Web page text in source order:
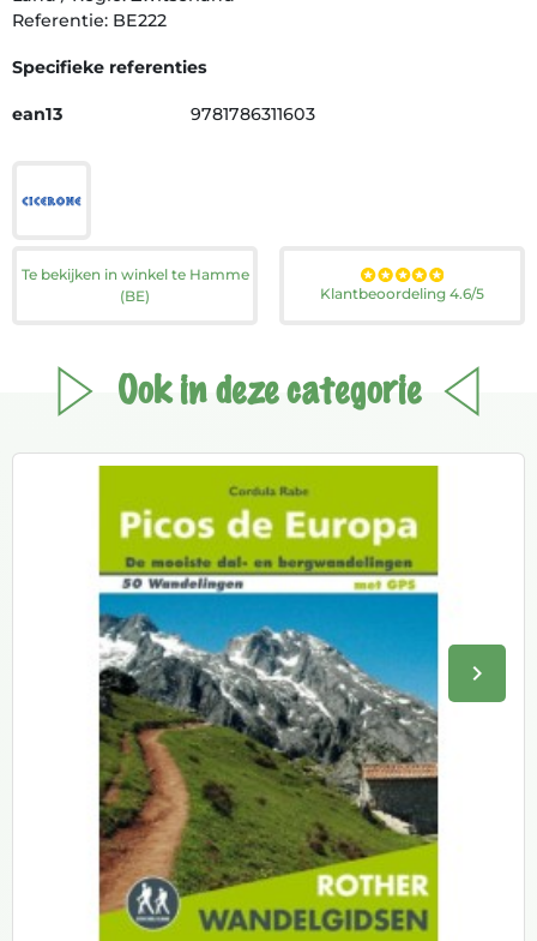
Referentie: BE222
Specifieke referenties
ean13 9781786311603
Te bekijken in winkel te Hamme
(BE)
Klantbeoordeling 4.6/5
Ook in deze categorie
keyboard_arrow_right